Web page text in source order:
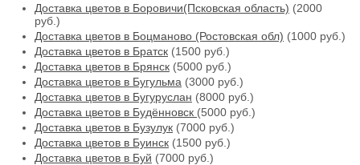
Доставка цветов в Боровичи(Псковская область) (2000
руб.)
Доставка цветов в Боцманово (Ростовская обл) (1000 руб.)
Доставка цветов в Братск (1500 руб.)
Доставка цветов в Брянск (5000 руб.)
Доставка цветов в Бугульма (3000 руб.)
Доставка цветов в Бугуруслан (8000 руб.)
Доставка цветов в Будённовск (5000 руб.)
Доставка цветов в Бузулук (7000 руб.)
Доставка цветов в Буинск (1500 руб.)
Доставка цветов в Буй (7000 руб.)